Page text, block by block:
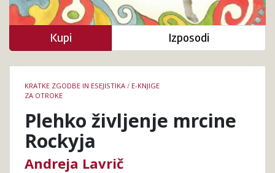
knjige
KRATKE ZGODBE IN ESEJISTIKA / E-KNJIGE
ZA OTROKE
Plehko življenje mrcine
Rockyja
Andreja Lavrič
Kupi Izposodi